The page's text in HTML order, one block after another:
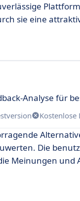
sie eine
Analyse für
Kostenlose
Die
Meinungen